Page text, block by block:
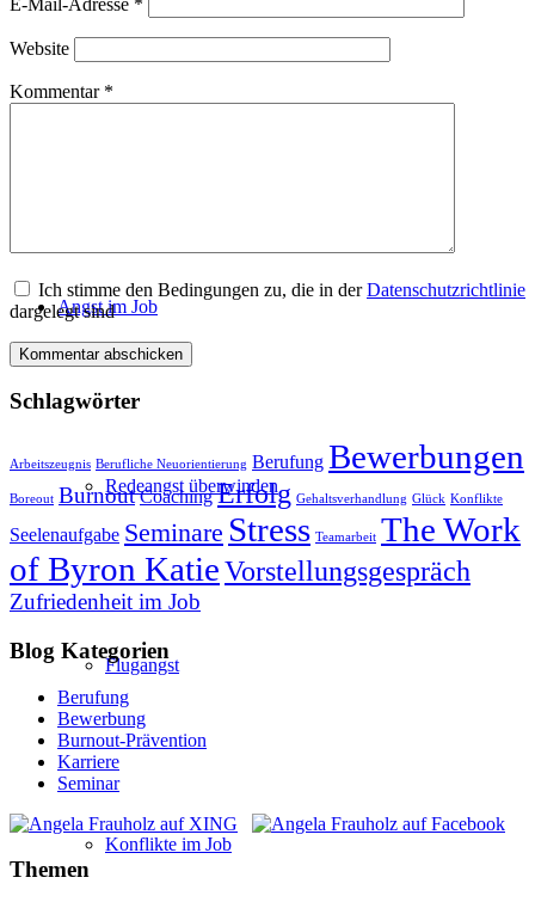
Angst im Job
Redeangst überwinden
Flugangst
Konflikte im Job
Website
Kommentar *
Ich stimme den Bedingungen zu, die in derDatenschutzrichtlinie
dargelegt sind
Schlagwörter
Arbeitszeugnis Berufliche Neuorientierung Berufung Bewerbungen
Boreout Burnout Coaching Erfolg Gehaltsverhandlung Glück Konflikte
Seelenaufgabe Seminare Stress Teamarbeit The Work
of Byron KatieVorstellungsgespräch
Zufriedenheit im Job
Blog Kategorien
Berufung
Bewerbung
Burnout-Prävention
Karriere
Seminar
Themen